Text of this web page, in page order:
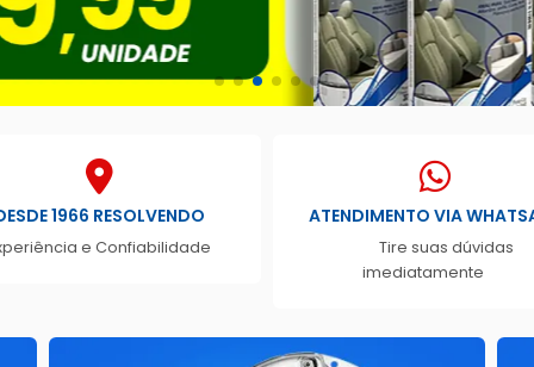
1966 RESOLVENDO
e Confiabilidade
ATENDIMENTO VIA
Tire suas dúvidas
imediatamente